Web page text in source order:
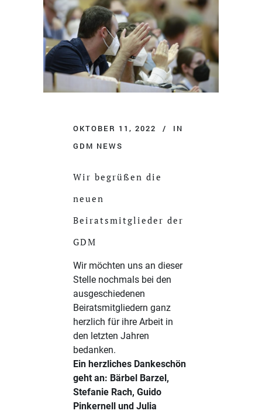
OKTOBER 11, 2022
IN
GDM NEWS
Wir begrüßen die
neuen
Beiratsmitglieder der
GDM
Wir möchten uns an dieser
Stelle nochmals bei den
ausgeschiedenen
Beiratsmitgliedern ganz
herzlich für ihre Arbeit in
den letzten Jahren
bedanken.
Ein herzliches Dankeschön
geht an: Bärbel Barzel,
Stefanie Rach, Guido
Pinkernell und Julia